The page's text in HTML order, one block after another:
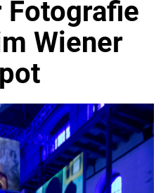
AUSTRIA (ISTA)
Fotografie
Wiener